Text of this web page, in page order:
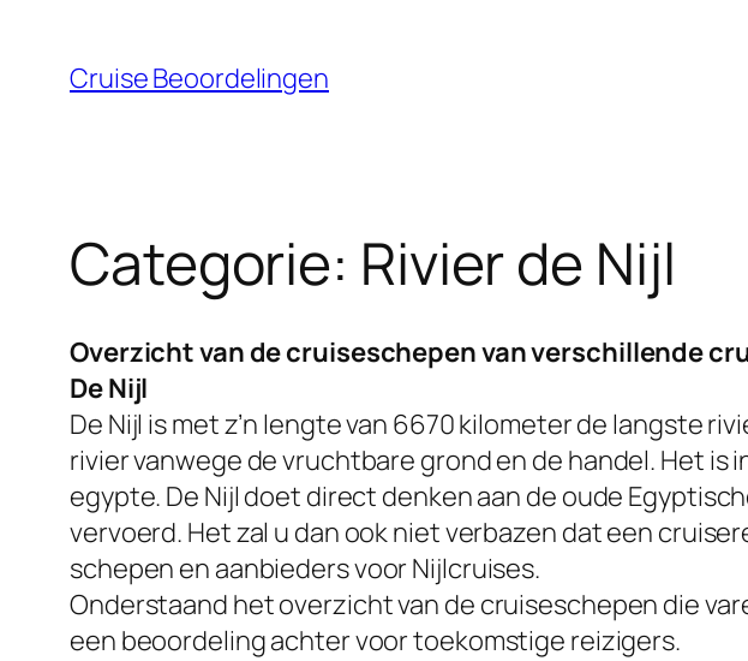
Cruise Beoordelingen
Categorie: Rivier de Nijl
Overzicht van de cruiseschepen van verschillende
De Nijl
De Nijl is met z’n lengte van 6670 kilometer de langste
rivier vanwege de vruchtbare grond en de handel. Het
egypte. De Nijl doet direct denken aan de oude
vervoerd. Het zal u dan ook niet verbazen dat een
schepen en aanbieders voor Nijlcruises.
Onderstaand het overzicht van de cruiseschepen die
een beoordeling achter voor toekomstige reizigers.